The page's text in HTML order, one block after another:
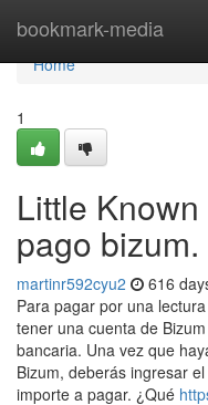
bookmark-media
Home
Home
1
Little
pago bizum.
martinr592cyu2 616
Para pagar por una
tener una cuenta de
bancaria. Una vez que
Bizum, deberás ingresar
importe a pagar. ¿Qué